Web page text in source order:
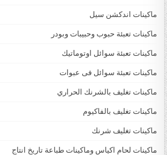
ماكينات اندكشن سيل
ماكينات تعبئة حبوب وحبيبات وبودر
ماكينات تعبئة سوائل اوتوماتيك
ماكينات تعبئة سوائل فى عبوات
ماكينات تغليف بالشرنك الحراري
ماكينات تغليف بالفاكيوم
ماكينات تغليف شرنك
ماكينات لحام اكياس وماكينات طباعة تاريخ انتاج